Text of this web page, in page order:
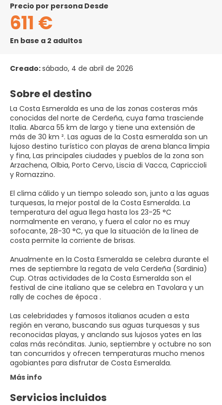
precio por persona Desde
611 €
En base a 2 adultos
Creado:sábado, 4 de abril de 2026
Sobre el destino
La Costa Esmeralda es una de las zonas costeras más
conocidas del norte de Cerdeña, cuya fama trasciende
Italia. Abarca 55 km de largo y tiene una extensión de
más de 30 km ². Las aguas de la Costa esmeralda son un
lujoso destino turístico con playas de arena blanca limpia
y fina, Las principales ciudades y pueblos de la zona son
Arzachena, Olbia, Porto Cervo, Liscia di Vacca, Capriccioli
y Romazzino.
El clima cálido y un tiempo soleado son, junto a las aguas
turquesas, la mejor postal de la Costa Esmeralda. La
temperatura del agua llega hasta los 23-25 °C
normalmente en verano, y fuera el calor no es muy
sofocante, 28-30 °C, ya que la situación de la línea de
costa permite la corriente de brisas.
Anualmente en la Costa Esmeralda se celebra durante el
mes de septiembre la regata de vela Cerdeña (Sardinia)
Cup. Otras actividades de la Costa Esmeralda son el
festival de cine italiano que se celebra en Tavolara y un
rally de coches de época .
Las celebridades y famosos italianos acuden a esta
región en verano, buscando sus aguas turquesas y sus
reconocidas playas, y anclando sus lujosos yates en las
calas más recónditas. Junio, septiembre y octubre no son
tan concurridos y ofrecen temperaturas mucho menos
agobiantes para disfrutar de Costa Esmeralda.
Más info
Servicios incluidos